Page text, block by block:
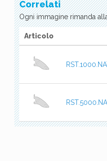
Correlati
Ogni immagine rimanda
Articolo